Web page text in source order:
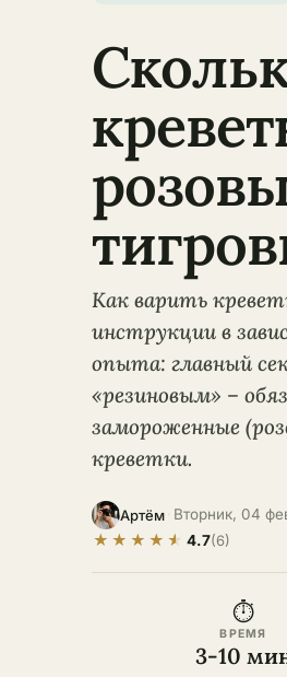
Как варить
инструкции в
опыта: главный
«резиновым» –
замороженные
креветки.
Артём Вторник, 04
★ ★ ★ ★ ★ 4.7(6)
⏱
ВРЕМЯ
3-10